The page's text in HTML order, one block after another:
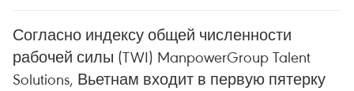
Согласно индексу общей численности
рабочей силы (TWI) ManpowerGroup Talent
Solutions, Вьетнам входит в первую пятерку